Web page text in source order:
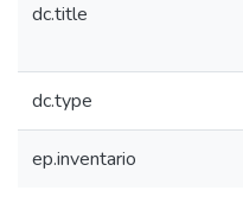
dc.title
dc.type
ep.inventario